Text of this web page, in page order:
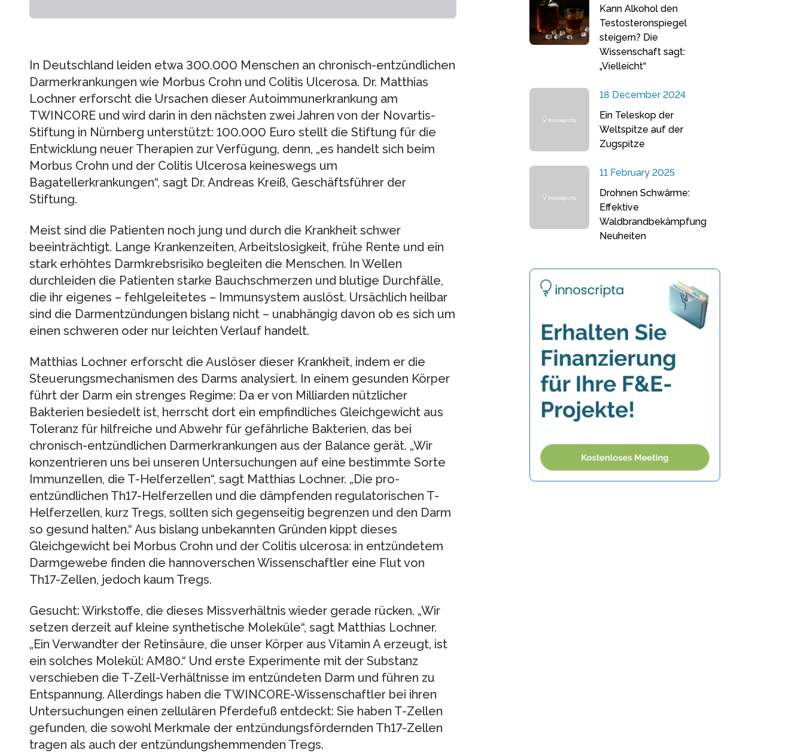
In Deutschland leiden etwa 300.000 Menschen an chronisch-entzündlichen
Darmerkrankungen wie Morbus Crohn und Colitis Ulcerosa. Dr. Matthias
Lochner erforscht die Ursachen dieser Autoimmunerkrankung am
TWINCORE und wird darin in den nächsten zwei Jahren von der Novartis-
Stiftung in Nürnberg unterstützt: 100.000 Euro stellt die Stiftung für die
Entwicklung neuer Therapien zur Verfügung, denn, „es handelt sich beim
Morbus Crohn und der Colitis Ulcerosa keineswegs um
Bagatellerkrankungen“, sagt Dr. Andreas Kreiß, Geschäftsführer der
Stiftung.
Meist sind die Patienten noch jung und durch die Krankheit schwer
beeinträchtigt. Lange Krankenzeiten, Arbeitslosigkeit, frühe Rente und ein
stark erhöhtes Darmkrebsrisiko begleiten die Menschen. In Wellen
durchleiden die Patienten starke Bauchschmerzen und blutige Durchfälle,
die ihr eigenes – fehlgeleitetes – Immunsystem auslöst. Ursächlich heilbar
sind die Darmentzündungen bislang nicht – unabhängig davon ob es sich um
einen schweren oder nur leichten Verlauf handelt.
Matthias Lochner erforscht die Auslöser dieser Krankheit, indem er die
Steuerungsmechanismen des Darms analysiert. In einem gesunden Körper
führt der Darm ein strenges Regime: Da er von Milliarden nützlicher
Bakterien besiedelt ist, herrscht dort ein empfindliches Gleichgewicht aus
Toleranz für hilfreiche und Abwehr für gefährliche Bakterien, das bei
chronisch-entzündlichen Darmerkrankungen aus der Balance gerät. „Wir
konzentrieren uns bei unseren Untersuchungen auf eine bestimmte Sorte
Immunzellen, die T-Helferzellen“, sagt Matthias Lochner. „Die pro-
entzündlichen Th17-Helferzellen und die dämpfenden regulatorischen T-
Helferzellen, kurz Tregs, sollten sich gegenseitig begrenzen und den Darm
so gesund halten.“ Aus bislang unbekannten Gründen kippt dieses
Gleichgewicht bei Morbus Crohn und der Colitis ulcerosa: in entzündetem
Darmgewebe finden die hannoverschen Wissenschaftler eine Flut von
Th17-Zellen, jedoch kaum Tregs.
Gesucht: Wirkstoffe, die dieses Missverhältnis wieder gerade rücken. „Wir
setzen derzeit auf kleine synthetische Moleküle“, sagt Matthias Lochner.
„Ein Verwandter der Retinsäure, die unser Körper aus Vitamin A erzeugt, ist
ein solches Molekül: AM80.“ Und erste Experimente mit der Substanz
verschieben die T-Zell-Verhältnisse im entzündeten Darm und führen zu
Entspannung. Allerdings haben die TWINCORE-Wissenschaftler bei ihren
Untersuchungen einen zellulären Pferdefuß entdeckt: Sie haben T-Zellen
gefunden, die sowohl Merkmale der entzündungsfördernden Th17-Zellen
tragen als auch der entzündungshemmenden Tregs.
Kann Alkohol den
Testosteronspiegel
steigern? Die
Wissenschaft sagt:
„Vielleicht“
18 December 2024
Ein Teleskop der
Weltspitze auf der
Zugspitze
11 February 2025
Drohnen Schwärme:
Effektive
Waldbrandbekämpfung
Neuheiten